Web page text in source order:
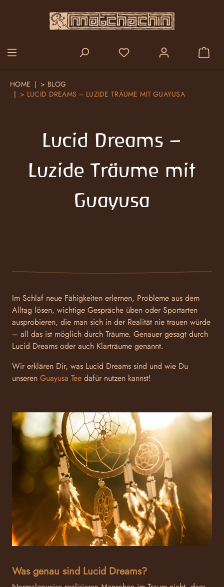
HOME > BLOG
> LUCID DREAMS – LUZIDE TRÄUME MIT GUAYUSA
Lucid Dreams –
Luzide Träume mit
Guayusa
Im Schlaf neue Fähigkeiten erlernen, Probleme aus dem
Alltag lösen, wichtige Gespräche üben oder Sportarten
ausprobieren, die man sich in der Realität nie trauen würde
– all das ist möglich durch Träume. Genauer gesagt durch
Lucid Dreams oder auch Klarträume genannt.
Wir erklären Dir, was Lucid Dreams sind und wie Du
unseren Guayusa Tee dafür nutzen kannst!
Was genau sind Lucid Dreams?